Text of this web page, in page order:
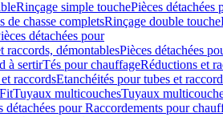
Rinçage simple touchePièces détachées
de chasse completsRinçage double touche
détachées pour
raccords, démontablesPièces détachées
à sertirTés pour chauffageRéductions et
raccordsEtanchéités pour tubes et
Tuyaux multicouchesTuyaux
détachées pour Raccordements pour